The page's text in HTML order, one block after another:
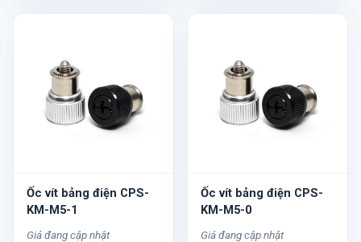
Ốc vít bảng điện CPS-
KM-M5-1
Giá đang cập nhật
Ốc vít bảng điện CPS-
KM-M5-0
Giá đang cập nhật